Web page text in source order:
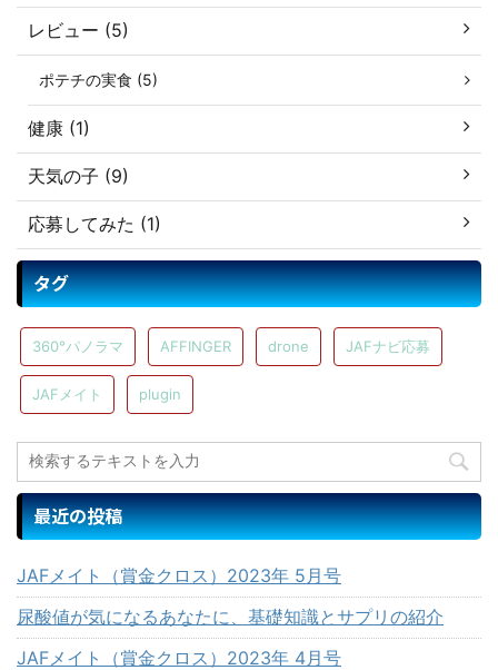
レビュー (5)
ポテチの実食 (5)
健康 (1)
天気の子 (9)
応募してみた (1)
タグ
360°パノラマ AFFINGER drone JAFナビ応募
JAFメイト plugin
最近の投稿
JAFメイト（賞金クロス）2023年 5月号
尿酸値が気になるあなたに、基礎知識とサプリの紹介
JAFメイト（賞金クロス）2023年 4月号